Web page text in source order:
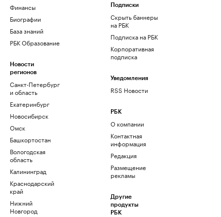
Финансы
Биографии
База знаний
РБК Образование
Новости
регионов
Санкт-Петербург
и область
Екатеринбург
Новосибирск
Омск
Башкортостан
Вологодская
область
Калининград
Краснодарский
край
Нижний
Новгород
Подписки
Скрыть баннеры
на РБК
Подписка на РБК
Корпоративная
подписка
Уведомления
RSS Новости
РБК
О компании
Контактная
информация
Редакция
Размещение
рекламы
Другие
продукты
РБК